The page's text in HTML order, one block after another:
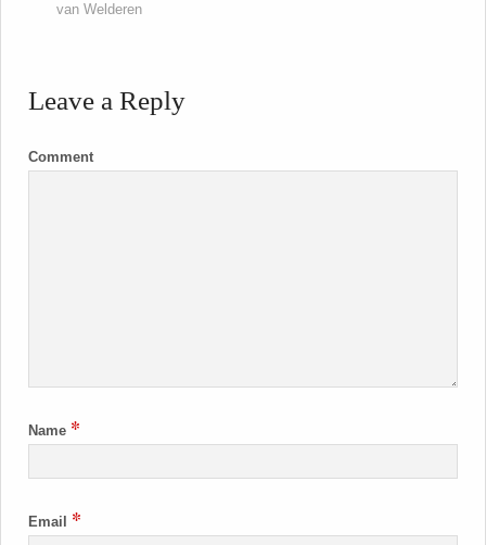
van Welderen
Leave a Reply
Comment
Name *
Email *